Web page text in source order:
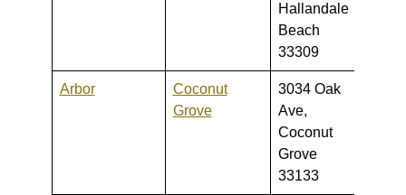
Hallandale
Beach
33309
Arbor
Coconut
Grove
3034 Oak
Ave,
Coconut
Grove
33133